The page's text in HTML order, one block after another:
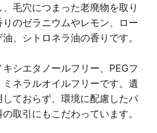
毛穴につまった老廃物を取り
のゼラニウムやレモン、ロー
、シトロネラ油の香りです。
シエタノールフリー、PEGフ
ネラルオイルフリーです。遺
ておらず、環境に配慮したパ
取引にもこだわっています。